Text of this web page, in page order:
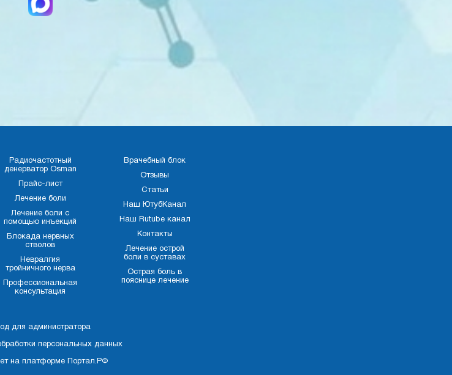
Радиочастотный
денерватор Osman
Прайс-лист
Лечение боли
Лечение боли с
помощью инъекций
Блокада нервных
стволов
Невралгия
тройничного нерва
Профессиональная
консультация
Врачебный блок
Отзывы
Статьи
Наш ЮтубКанал
Наш Rutube канал
Контакты
Лечение острой
боли в суставах
Острая боль в
пояснице лечение
для администратора
персональных данных
на платформе Портал.РФ